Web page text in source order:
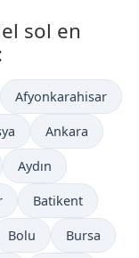
sol en
Afyonkarahisar
Ankara
Aydın
Batikent
Bolu Bursa